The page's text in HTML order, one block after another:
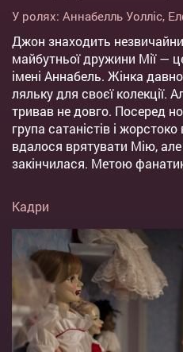
У ролях: Аннабелль Уолліс,
Джон знаходить
майбутньої дружини Мії —
імені Аннабель. Жінка
ляльку для своєї колекції.
тривав не довго. Посеред
група сатаністів і
вдалося врятувати Мію,
закінчилася. Метою
Кадри